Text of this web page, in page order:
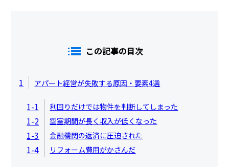
この記事の目次
1 アパート経営が失敗する原因・要素4選
1-1 利回りだけでは物件を判断してしまった
1-2 空室期間が長く収入が低くなった
1-3 金融機関の返済に圧迫された
1-4 リフォーム費用がかさんだ